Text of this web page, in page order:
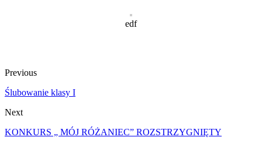
edf
Previous
Ślubowanie klasy I
Next
KONKURS „ MÓJ RÓŻANIEC” ROZSTRZYGNIĘTY